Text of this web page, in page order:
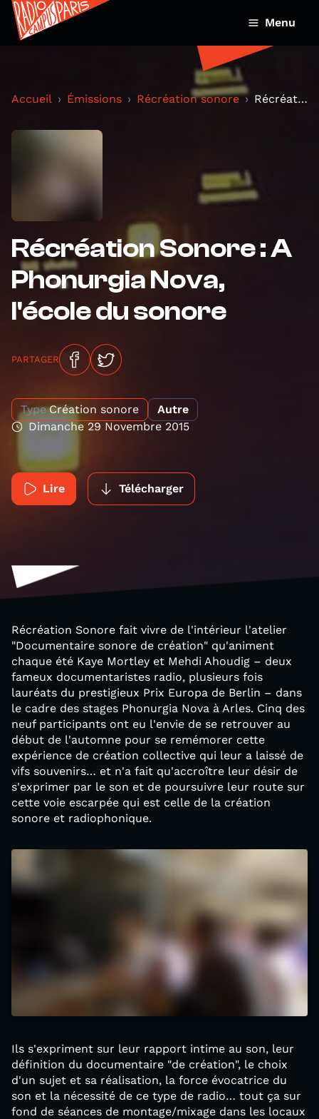
Menu
Accueil Émissions Récréation sonore Récréation Sonore : A Phonurgia Nova, l'école du s...
Récréation Sonore : A
Phonurgia Nova,
l'école du sonore
PARTAGER
Type Création sonore
Autre
Dimanche 29 Novembre 2015
Lire Télécharger
Récréation Sonore fait vivre de l'intérieur l'atelier
"Documentaire sonore de création" qu'animent
chaque été Kaye Mortley et Mehdi Ahoudig – deux
fameux documentaristes radio, plusieurs fois
lauréats du prestigieux Prix Europa de Berlin – dans
le cadre des stages Phonurgia Nova à Arles. Cinq des
neuf participants ont eu l'envie de se retrouver au
début de l'automne pour se remémorer cette
expérience de création collective qui leur a laissé de
vifs souvenirs… et n'a fait qu'accroître leur désir de
s'exprimer par le son et de poursuivre leur route sur
cette voie escarpée qui est celle de la création
sonore et radiophonique.
Ils s'expriment sur leur rapport intime au son, leur
définition du documentaire "de création", le choix
d'un sujet et sa réalisation, la force évocatrice du
son et la nécessité de ce type de radio… tout ça sur
fond de séances de montage/mixage dans les locaux